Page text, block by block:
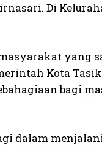
Di
yang
Kota
bagi
dalam